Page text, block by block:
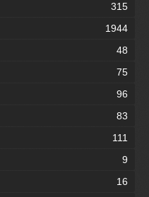
315
1944
48
75
96
83
111
9
16